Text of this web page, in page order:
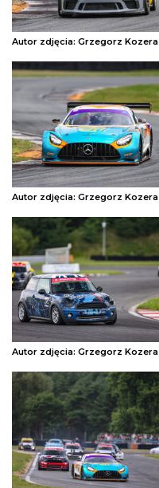
Autor zdjęcia: Grzegorz Kozera
Autor zdjęcia: Grzegorz Kozera
Autor zdjęcia: Grzegorz Kozera